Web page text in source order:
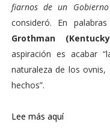
fiarnos de un
consideró. En
Grothman
aspiración es acabar
naturaleza de los
hechos”.
Lee más aquí